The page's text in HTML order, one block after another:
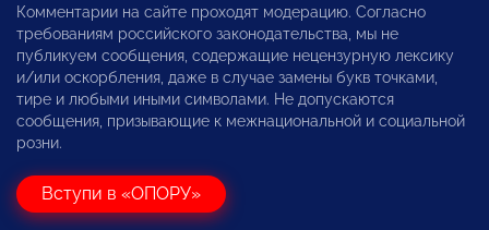
Комментарии на сайте проходят модерацию. Согласно
требованиям российского законодательства, мы не
публикуем сообщения, содержащие нецензурную лексику
и/или оскорбления, даже в случае замены букв точками,
тире и любыми иными символами. Не допускаются
сообщения, призывающие к межнациональной и социальной
розни.
Вступи в «ОПОРУ»